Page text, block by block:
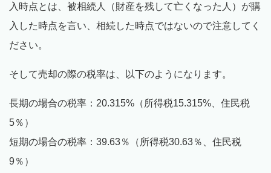
入時点とは、被相続人（財産を残して亡くなった人）が購
入した時点を言い、相続した時点ではないので注意してく
ださい。
そして売却の際の税率は、以下のようになります。
長期の場合の税率：20.315%（所得税15.315%、住民税
5％）
短期の場合の税率：39.63％（所得税30.63％、住民税
9％）